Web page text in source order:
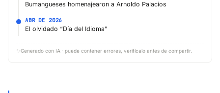
Bumangueses homenajearon a Arnoldo Palacios
ABR DE 2026
El olvidado “Día del Idioma”
✨ Generado con IA · puede contener errores, verifícalo antes de compartir.